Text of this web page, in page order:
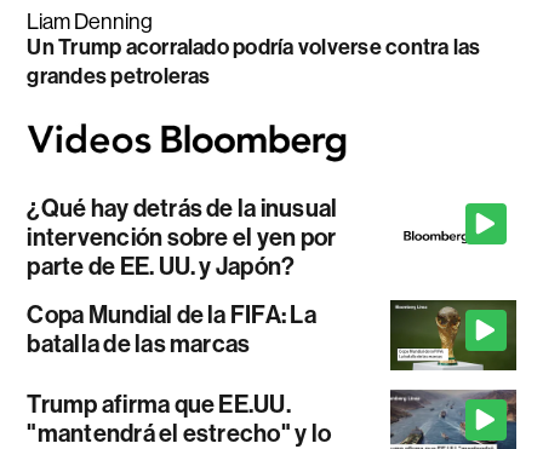
Liam Denning
Un Trump acorralado podría volverse contra las
grandes petroleras
¿Qué hay detrás de la inusual
intervención sobre el yen por
parte de EE. UU. y Japón?
Copa Mundial de la FIFA: La
batalla de las marcas
Trump afirma que EE.UU.
"mantendrá el estrecho" y lo